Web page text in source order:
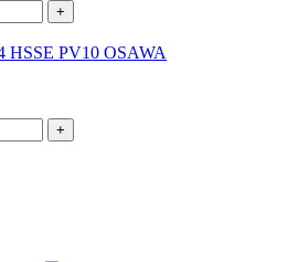
+
HSSE PV10 OSAWA
+